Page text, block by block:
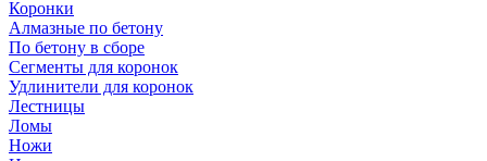
Коронки
Алмазные по бетону
По бетону в сборе
Сегменты для коронок
Удлинители для коронок
Лестницы
Ломы
Ножи